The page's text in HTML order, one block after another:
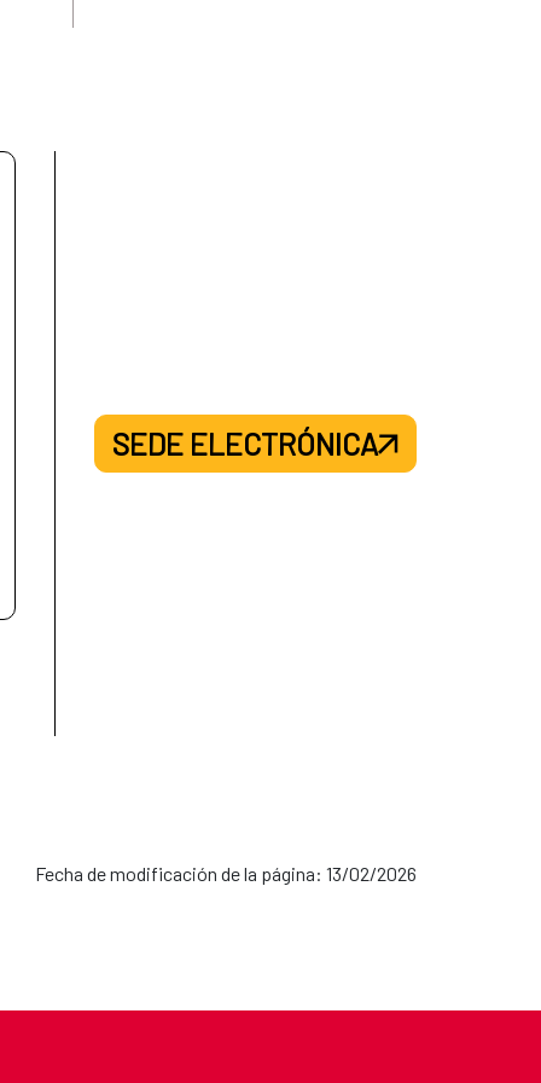
SEDE ELECTRÓNICA
Fecha de modificación de la página: 13/02/2026